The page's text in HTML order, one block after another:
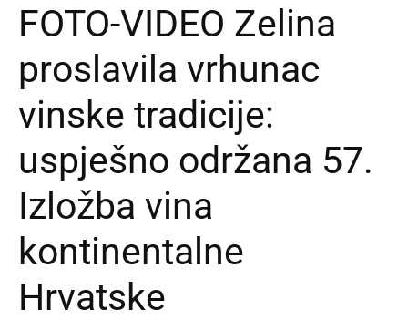
FOTO-VIDEO Zelina
proslavila vrhunac
vinske tradicije:
uspješno održana 57.
Izložba vina
kontinentalne
Hrvatske